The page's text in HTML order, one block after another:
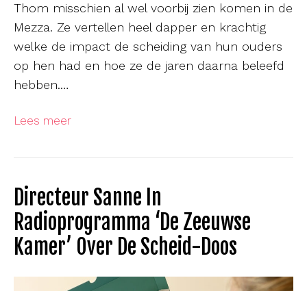
Thom misschien al wel voorbij zien komen in de
Mezza. Ze vertellen heel dapper en krachtig
welke de impact de scheiding van hun ouders
op hen had en hoe ze de jaren daarna beleefd
hebben.…
Lees meer
Directeur Sanne In
Radioprogramma ‘De Zeeuwse
Kamer’ Over De Scheid-Doos